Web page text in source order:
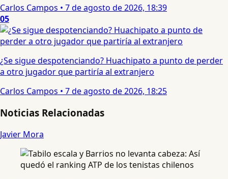
Carlos Campos • 7 de agosto de 2026, 18:39
05
¿Se sigue despotenciando? Huachipato a punto de perder
a otro jugador que partiría al extranjero
Carlos Campos • 7 de agosto de 2026, 18:25
Noticias Relacionadas
Javier Mora